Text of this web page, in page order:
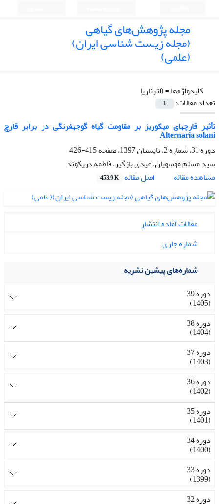
مجله پژوهش‌های گیاهی
(مجله زیست شناسی ایران)
(علمی)
کلیدواژه‌ها =آلترناریا
تعداد مقالات:
1
تأثیر قارچ‎های میکوریز بر مقاومت گیاه گوجه‎فرنگی در برابر قارچ
Alternaria solani
دوره 31، شماره 2، تابستان 1397، صفحه
415-426
سید مسلم موسویان، عیدی بازگیر، فاطمه دریکوند
مشاهده مقاله
اصل مقاله 453.9 K
مقالات آماده انتشار
شماره جاری
شماره‌های پیشین نشریه
دوره 39
(1405)
دوره 38
(1404)
دوره 37
(1403)
دوره 36
(1402)
دوره 35
(1401)
دوره 34
(1400)
دوره 33
(1399)
دوره 32